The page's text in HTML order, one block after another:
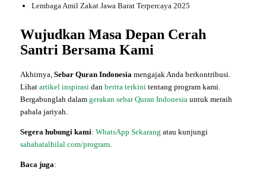
Lembaga Amil Zakat Jawa Barat Terpercaya 2025
Wujudkan Masa Depan Cerah
Santri Bersama Kami
Akhirnya, Sebar Quran Indonesiamengajak Anda berkontribusi.
Lihat artikel inspirasidan berita terkinitentang program kami.
Bergabunglah dalam gerakan sebar Quran Indonesiauntuk meraih
pahala jariyah.
Segera hubungi kami: WhatsApp Sekarang atau kunjungi
sahabatalhilal.com/program.
Baca juga: